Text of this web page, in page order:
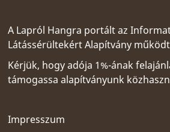
A Lapról Hangra portált az
Látássérültekért Alapítvány
Kérjük, hogy adója 1%-ának
támogassa alapítványunk
Impresszum